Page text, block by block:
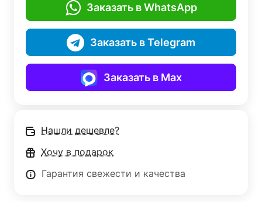
Заказать в WhatsApp
Заказать в Telegram
Заказать в Max
Нашли дешевле?
Хочу в подарок
Гарантия свежести и качества